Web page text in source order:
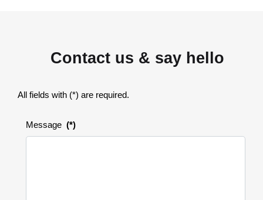
Contact us & say hello
All fields with (*) are required.
Message (*)